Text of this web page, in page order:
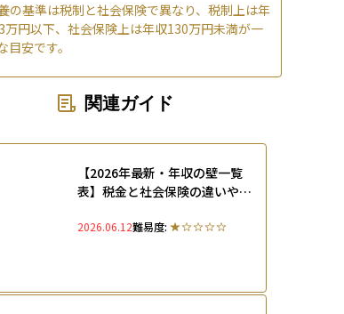
の基準は税制と社会保険で異なり、税制上は年
万円以下、社会保険上は年収130万円未満が一
目安です。
関連ガイド
【2026年最新・年収の壁一覧
表】税金と社会保険の違いや扶
2026.06.12難易度: